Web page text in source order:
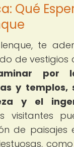
Qué
te
de vestigios
por
y templos,
y el
visitantes
de paisajes